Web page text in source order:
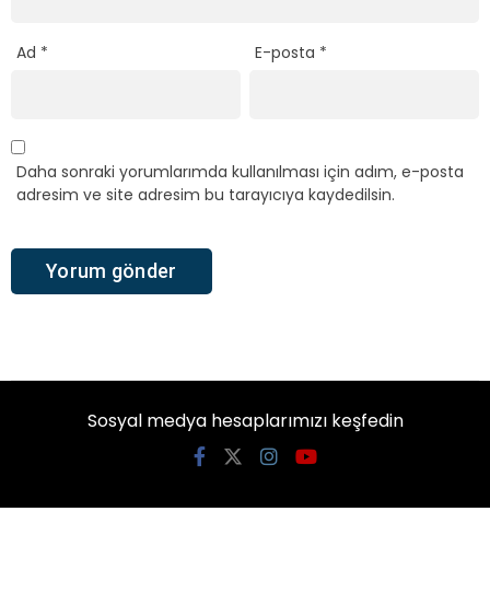
Ad * E-posta *
Daha sonraki yorumlarımda kullanılması için adım, e-posta
adresim ve site adresim bu tarayıcıya kaydedilsin.
Sosyal medya hesaplarımızı keşfedin